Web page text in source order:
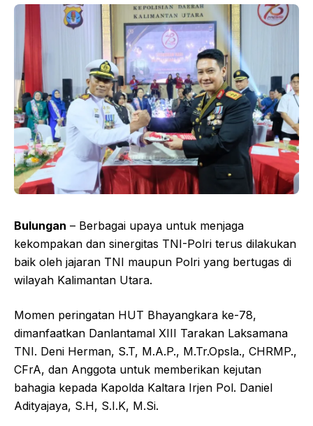
Bulungan – Berbagai upaya untuk menjaga
kekompakan dan sinergitas TNI-Polri terus dilakukan
baik oleh jajaran TNI maupun Polri yang bertugas di
wilayah Kalimantan Utara.
Momen peringatan HUT Bhayangkara ke-78,
dimanfaatkan Danlantamal XIII Tarakan Laksamana
TNI. Deni Herman, S.T, M.A.P., M.Tr.Opsla., CHRMP.,
CFrA, dan Anggota untuk memberikan kejutan
bahagia kepada Kapolda Kaltara Irjen Pol. Daniel
Adityajaya, S.H, S.I.K, M.Si.